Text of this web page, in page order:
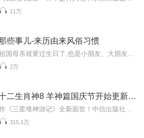
11万
些事儿-来历由来风俗习惯
2万
小猪屏蓬十二生肖神8 羊神篇国庆节开始更新啦！
315.1万